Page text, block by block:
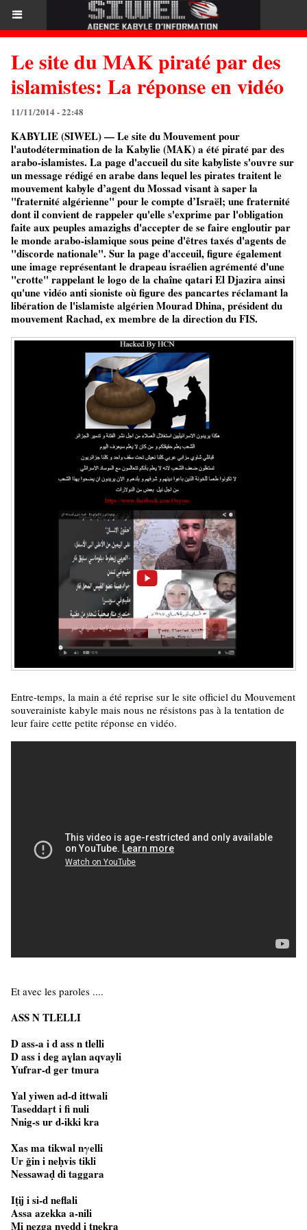
Le site du MAK piraté par des
islamistes: La réponse en vidéo
11/11/2014 - 22:48
KABYLIE (SIWEL) — Le site du Mouvement pour
l'autodétermination de la Kabylie (MAK) a été piraté par des
arabo-islamistes. La page d'accueil du site kabyliste s'ouvre sur
un message rédigé en arabe dans lequel les pirates traitent le
mouvement kabyle d’agent du Mossad visant à saper la
"fraternité algérienne" pour le compte d’Israël; une fraternité
dont il convient de rappeler qu'elle s'exprime par l'obligation
faite aux peuples amazighs d'accepter de se faire engloutir par
le monde arabo-islamique sous peine d'êtres taxés d'agents de
"discorde nationale". Sur la page d'acceuil, figure également
une image représentant le drapeau israélien agrémenté d'une
"crotte" rappelant le logo de la chaîne qatari El Djazira ainsi
qu'une vidéo anti sioniste où figure des pancartes réclamant la
libération de l'islamiste algérien Mourad Dhina, président du
mouvement Rachad, ex membre de la direction du FIS.
Entre-temps, la main a été reprise sur le site officiel du Mouvement
souverainiste kabyle mais nous ne résistons pas à la tentation de
leur faire cette petite réponse en vidéo.
Et avec les paroles ....
ASS N TLELLI
D ass-a i d ass n tlelli
D ass i deg aɣlan aqvayli
Yufrar-d ger tmura
Yal yiwen ad-d ittwali
Taseddaṛt i fi nuli
Nnig-s ur d-ikki kra
Xas ma tikwal nγelli
Ur ǧin i neḥvis tikli
Nessawaḍ di taggara
Iṭij i si-d neflali
Assa azekka a-nili
Mi nezga nvedd i tnekra